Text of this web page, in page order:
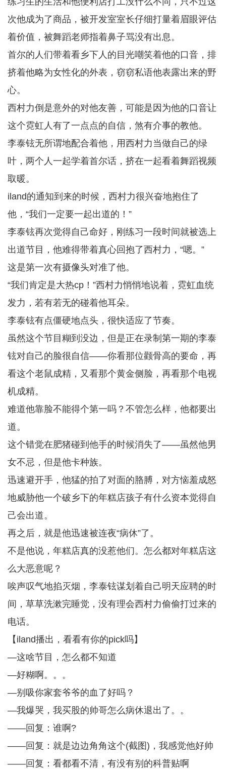
次他成为了商品，被开发室室长仔细打量着眉眼评估
着价值，被舞蹈老师指着鼻子骂没有出息。
首尔的人们带着看乡下人的目光嘲笑着他的口音，排
挤着他略为女性化的外表，窃窃私语他表露出来的野
心。
西村力倒是意外的对他友善，可能是因为他的口音让
这个霓虹人有了一点点的自信，煞有介事的教他。
李泰铉无所谓地配合着他，用西村力当做自己的绿
叶，两个人一起学着首尔话，挤在一起看着舞蹈视频
取暖。
iland的通知到来的时候，西村力很兴奋地抱住了
他，“我们一定要一起出道的！”
李泰铉再次觉得自己命好，刚练习一段时间就被选上
出道节目，他难得带着真心回抱了西村力，“嗯。”
这是第一次有摄像头对准了他。
“我们肯定是大热cp！”西村力悄悄地说着，霓虹血统
发力，若有若无的碰着他耳朵。
李泰铉有点僵硬地点头，很快适应了节奏。
虽然这个节目糊到没边，但是正在录制第一期的李泰
铉对自己的脸很自信——你看那位颧骨高的要命，再
看这个老鼠成精，又看那个黄金侧脸，再看那个电视
机成精。
难道他靠脸不能得个第一吗？不管怎么样，他都要出
道。
这个错觉在肥猪碰到他手的时候消失了——虽然他男
女不忌，但是他卡种族。
迅速避开手，他猛的拍了对面的胳膊，对方恼羞成怒
地威胁他一个破乡下的年糕店孩子有什么资本觉得自
己会出道。
再之后，就是他迅速被连夜“病休”了。
不是他说，年糕店真的没惹他们。怎么都对年糕店这
么大恶意呢？
唉声叹气地掐灭烟，李泰铉谋划着自己明天应聘的时
间，草草洗漱完睡觉，没有理会西村力偷偷打过来的
电话。
【iland播出，看看有你的pick吗】
—这啥节目，怎么都不知道
—好糊啊。。。
—别吸你家套爷爷的血了好吗？
—我爆哭，我买股的帅哥怎么病休退出了。。
——回复：谁啊?
——回复：就是边边角角这个(截图)，我感觉他好帅
——回复：看都看不清，有没有别的科普贴啊